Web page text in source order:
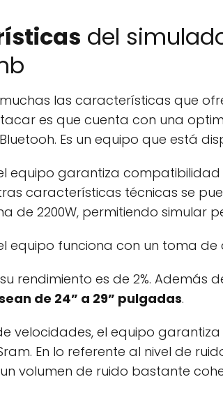
del
las características que
es que cuenta con una
Es un equipo que está
equipo garantiza
características técnicas se
de 2200W, permitiendo simular
equipo funciona con un toma de
rendimiento es de 2%. Además
de 24” a 29” pulgadas.
velocidades, el equipo
En lo referente al nivel de
un volumen de ruido bastante